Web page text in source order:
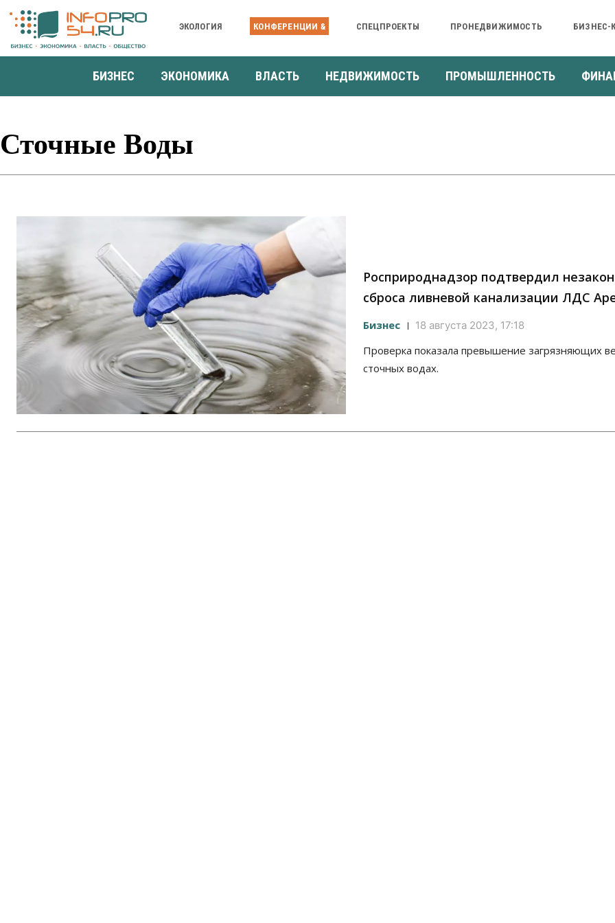
ЭКОЛОГИЯ КОНФЕРЕНЦИИ & СПЕЦПРОЕКТЫ ПРОНЕДВИЖИМОСТЬ БИЗНЕС-
БИЗНЕС ЭКОНОМИКА ВЛАСТЬ НЕДВИЖИМОСТЬ ПРОМЫШЛЕННОСТЬ
Сточные Воды
Росприроднадзор подтвердил
сброса ливневой канализации ЛДС
Бизнес 18 августа 2023, 17:18
Проверка показала превышение загрязняющих
сточных водах.